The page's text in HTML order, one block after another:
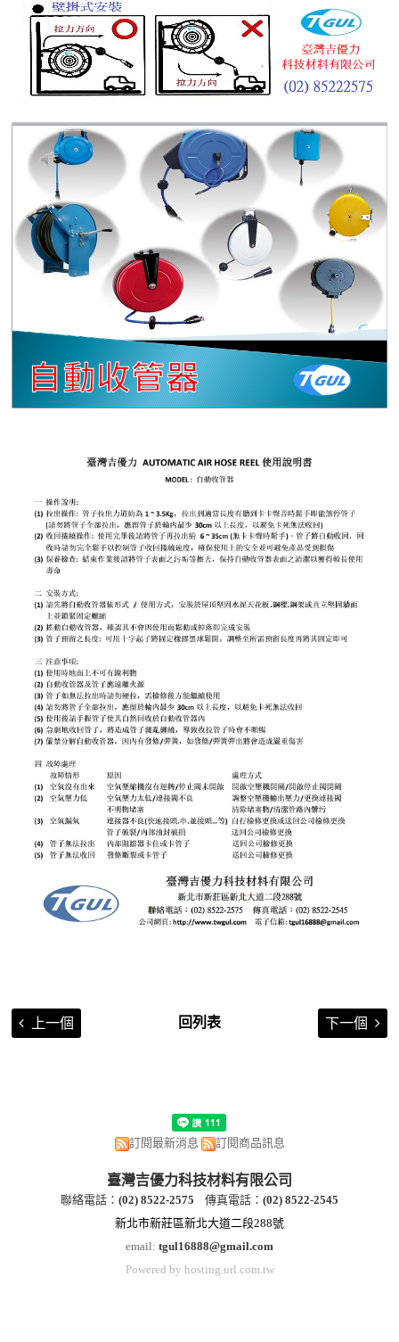
上一個 回列表 下一個
訂閱最新消息 訂閱商品訊息
臺灣吉優力科技材料有限公司
聯絡電話： (02) 8522-2575 傳真電話： (02) 8522-2545
新北市新莊區新北大道二段288號
email: tgul16888@gmail.com
Powered by hosting.url.com.tw